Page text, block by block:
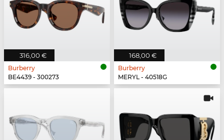
316,00 €
Burberry
BE4439 - 300273
168,00 €
Burberry
MERYL - 40518G